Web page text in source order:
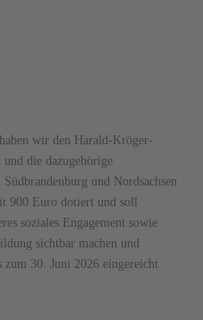
wir den Harald-Kröger-
und die dazugehörige
und Nordsachsen
900 Euro dotiert und soll
soziales Engagement sowie
sichtbar machen und
zum 30. Juni 2026 eingereicht